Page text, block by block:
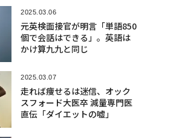
2025.03.06
元英検面接官が明言「単語850
個で会話はできる」。英語は
かけ算九九と同じ
2025.03.07
走れば痩せるは迷信、オック
スフォード大医卒 減量専門医
直伝「ダイエットの嘘」